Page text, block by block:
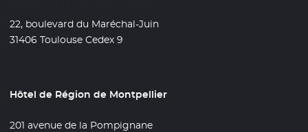
22, boulevard du Maréchal-Juin
31406 Toulouse Cedex 9
Hôtel de Région de Montpellier
201 avenue de la Pompignane